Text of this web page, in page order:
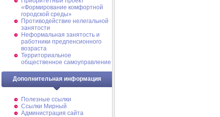
«Формирование комфортной
городской среды»
Противодействие нелегальной
занятости
Неформальная занятость и
работники предпенсионного
возраста
Территориальное
общественное самоуправление
Дополнительная информация
Полезные ссылки
Ссылки Мирный
Администрация сайта